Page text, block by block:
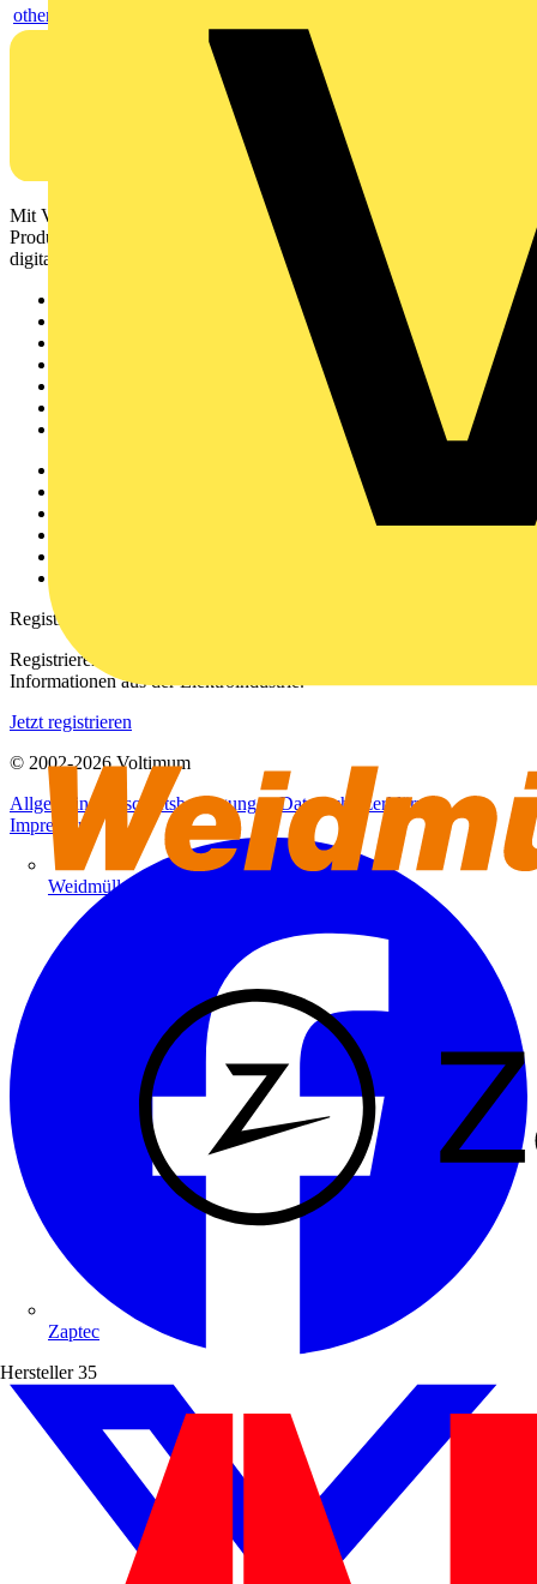
Weidmüller
Zaptec
Hersteller 35
others
Mit Voltimum erhalten Elektrofachkräfte Zugang zu Branchennews,
Produktinformationen, Schulungen und Tools – alles auf einer
digitalen Plattform und Community.
Registrierung
Registrieren Sie sich kostenlos und erhalten Sie stets aktuelle
Informationen aus der Elektroindustrie.
Jetzt registrieren
© 2002-2026Voltimum
Allgemeine GeschäftsbedingungenDatenschutzerklärung
Impressum